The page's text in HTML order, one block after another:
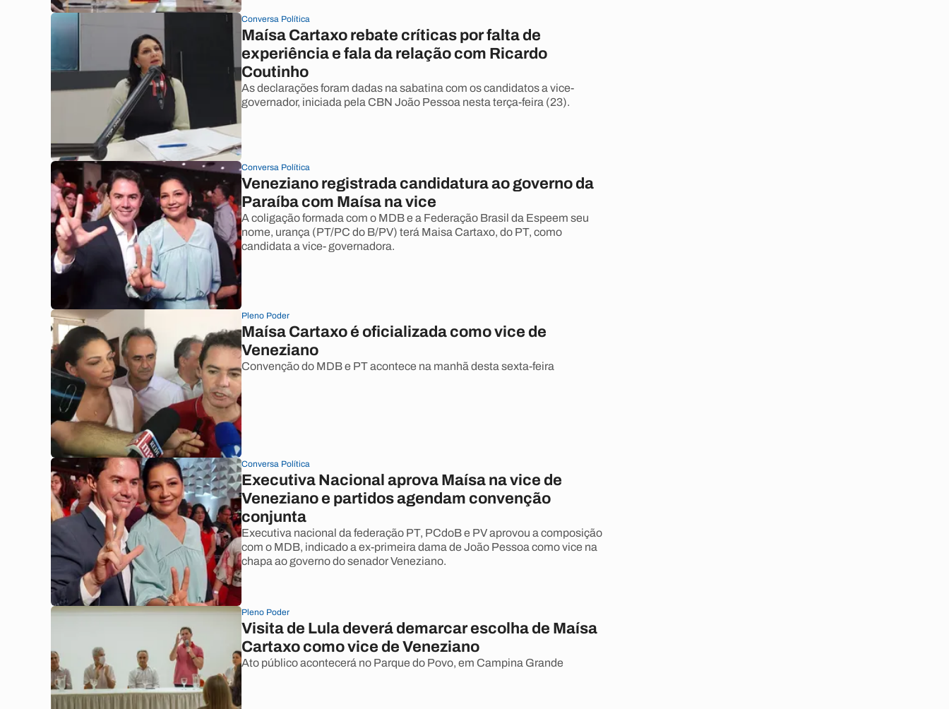
Conversa Política
Maísa Cartaxo rebate críticas por falta de
experiência e fala da relação com Ricardo
Coutinho
As declarações foram dadas na sabatina com os candidatos a vice-
governador, iniciada pela CBN João Pessoa nesta terça-feira (23).
Conversa Política
Veneziano registrada candidatura ao governo da
Paraíba com Maísa na vice
A coligação formada com o MDB e a Federação Brasil da Espeem seu
nome, urança (PT/PC do B/PV) terá Maisa Cartaxo, do PT, como
candidata a vice- governadora.
Pleno Poder
Maísa Cartaxo é oficializada como vice de
Veneziano
Convenção do MDB e PT acontece na manhã desta sexta-feira
Conversa Política
Executiva Nacional aprova Maísa na vice de
Veneziano e partidos agendam convenção
conjunta
Executiva nacional da federação PT, PCdoB e PV aprovou a composição
com o MDB, indicado a ex-primeira dama de João Pessoa como vice na
chapa ao governo do senador Veneziano.
Pleno Poder
Visita de Lula deverá demarcar escolha de Maísa
Cartaxo como vice de Veneziano
Ato público acontecerá no Parque do Povo, em Campina Grande